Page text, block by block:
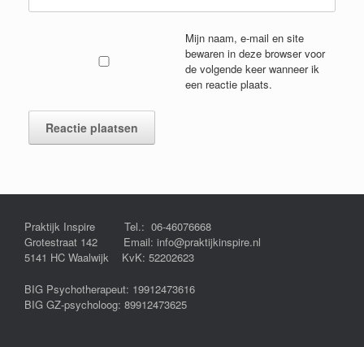
Mijn naam, e-mail en site
bewaren in deze browser voor
de volgende keer wanneer ik
een reactie plaats.
Praktijk Inspire Tel.: 06-46076668
Grotestraat 142 Email: info@praktijkinspire.nl
5141 HC Waalwijk KvK: 52202623
BIG Psychotherapeut: 19912473616
BIG GZ-psycholoog: 89912473625